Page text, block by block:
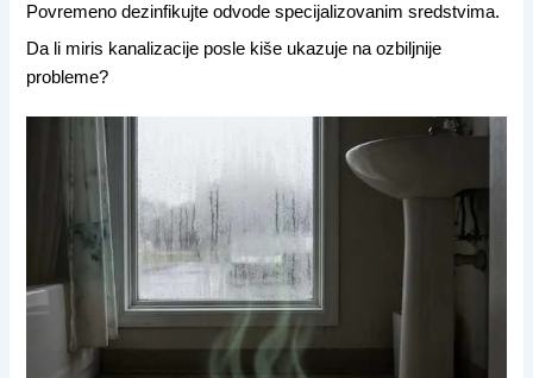
Povremeno dezinfikujte odvode specijalizovanim sredstvima.
Da li miris kanalizacije posle kiše ukazuje na ozbiljnije
probleme?